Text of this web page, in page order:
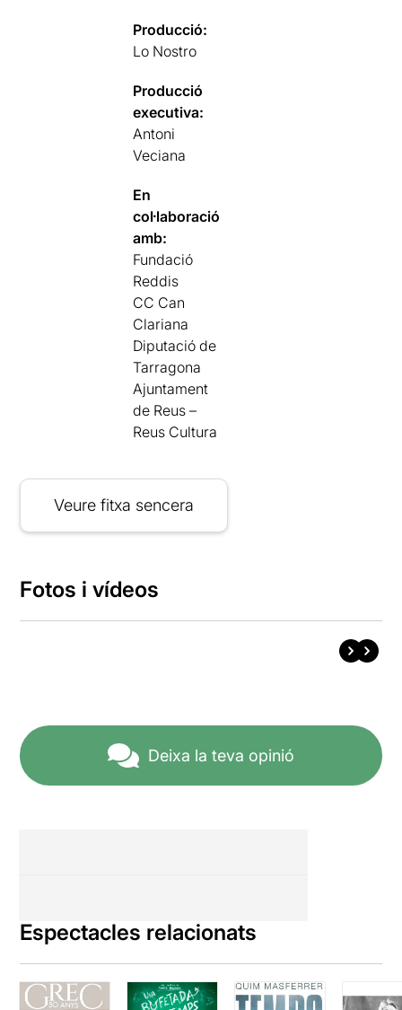
Producció:
Lo Nostro
Producció
executiva:
Antoni
Veciana
En
col·laboració
amb:
Fundació
Reddis
CC Can
Clariana
Diputació de
Tarragona
Ajuntament
de Reus –
Reus Cultura
Veure fitxa sencera
Fotos i vídeos
Deixa la teva opinió
Espectacles relacionats